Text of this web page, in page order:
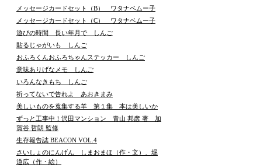
メッセージカードセット（B） ワタナベムー子
メッセージカードセット（C） ワタナベムー子
遊びの時間 長い年月で しんご
貼るじゃがいも しんご
おふろくんおふろちゃんステッカー しんご
意味ありげなメモ しんご
いろんなきもち しんご
祈ってないで告れよ あおきまみ
美しいものを蒐集する羊 第１集 本は美しいか
ずっと工事中！沢田マンション 青山 邦彦 著 加
賀谷 哲朗 監修
生存報告誌 BEACON VOL.4
さいしょのにんげん しまおまほ（作・文）、堀
道広（作・絵）